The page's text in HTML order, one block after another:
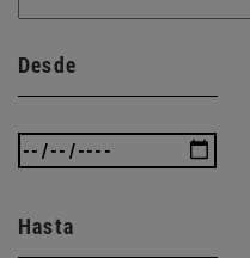
Desde
Hasta